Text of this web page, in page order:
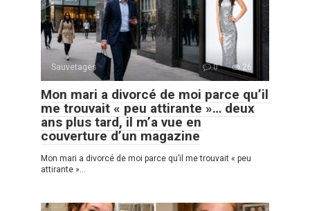
Sauvetages 0 26
Mon mari a divorcé de moi parce qu’il
me trouvait « peu attirante »… deux
ans plus tard, il m’a vue en
couverture d’un magazine
Mon mari a divorcé de moi parce qu’il me trouvait « peu
attirante »…